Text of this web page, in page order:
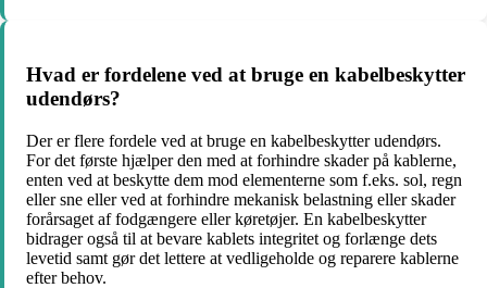
Hvad er fordelene ved at bruge en kabelbeskytter
udendørs?
Der er flere fordele ved at bruge en kabelbeskytter udendørs.
For det første hjælper den med at forhindre skader på kablerne,
enten ved at beskytte dem mod elementerne som f.eks. sol, regn
eller sne eller ved at forhindre mekanisk belastning eller skader
forårsaget af fodgængere eller køretøjer. En kabelbeskytter
bidrager også til at bevare kablets integritet og forlænge dets
levetid samt gør det lettere at vedligeholde og reparere kablerne
efter behov.